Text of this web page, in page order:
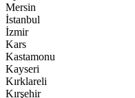
Mersin
İstanbul
İzmir
Kars
Kastamonu
Kayseri
Kırklareli
Kırşehir